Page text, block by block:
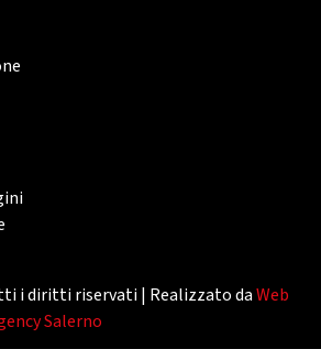
i diritti riservati | Realizzato daWeb
Salerno